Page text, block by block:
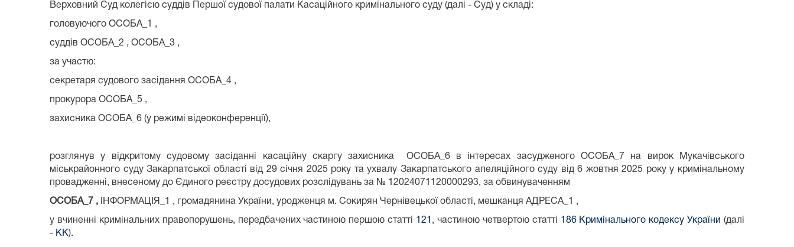
Верховний Суд колегією суддів Першої судової палати Касаційного кримінального суду (далі - Суд) у складі:
головуючого ОСОБА_1 ,
суддів ОСОБА_2 , ОСОБА_3 ,
за участю:
секретаря судового засідання ОСОБА_4 ,
прокурора ОСОБА_5 ,
захисника ОСОБА_6 (у режимі відеоконференції),
розглянув у відкритому судовому засіданні касаційну скаргу захисника ОСОБА_6 в інтересах засудженого ОСОБА_7 на вирок Мукачівського
міськрайонного суду Закарпатської області від 29 січня 2025 року та ухвалу Закарпатського апеляційного суду від 6 жовтня 2025 року у кримінальному
провадженні, внесеному до Єдиного реєстру досудових розслідувань за № 12024071120000293, за обвинуваченням
ОСОБА_7 , ІНФОРМАЦІЯ_1 , громадянина України, уродженця м. Сокирян Чернівецької області, мешканця АДРЕСА_1 ,
у вчиненні кримінальних правопорушень, передбачених частиною першою статті 121 , частиною четвертою статті 186 Кримінального кодексу України (далі
- КК).